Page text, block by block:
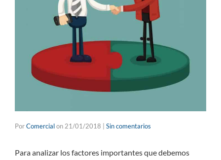
PorComercialon21/01/2018 Sin comentarios
Para analizar los factores importantes que debemos